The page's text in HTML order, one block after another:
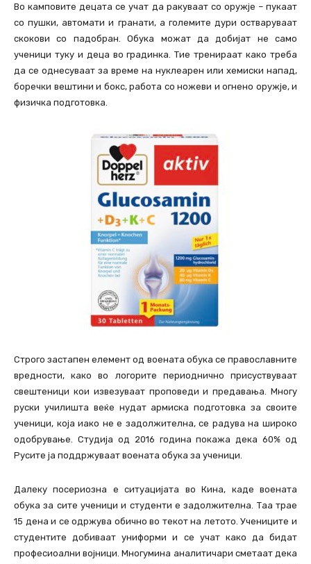
Во камповите децата се учат да ракуваат со оружје – пукаат
со пушки, автомати и гранати, а големите дури остваруваат
скокови со падобран. Обука можат да добијат не само
ученици туку и деца во градинка. Тие тренираат како треба
да се однесуваат за време на нуклеарен или хемиски напад,
боречки вештини и бокс, работа со ножеви и огнено оружје, и
физичка подготовка.
Строго застапен елемент од воената обука се православните
вредности, како во логорите периоднично присуствуваат
свештеници кои извезуваат проповеди и предавања. Многу
руски училишта веќе нудат армиска подготовка за своите
ученици, која иако не е задолжителна, се радува на широко
одобрување. Студија од 2016 година покажа дека 60% од
Русите ја поддржуваат воената обука за ученици.
Далеку посериозна е ситуацијата во Кина, каде воената
обука за сите ученици и студенти е задолжителна. Таа трае
15 дена и се одржува обично во текот на летото. Учениците и
студентите добиваат униформи и се учат како да бидат
професиоални војници. Многумина аналитичари сметаат дека